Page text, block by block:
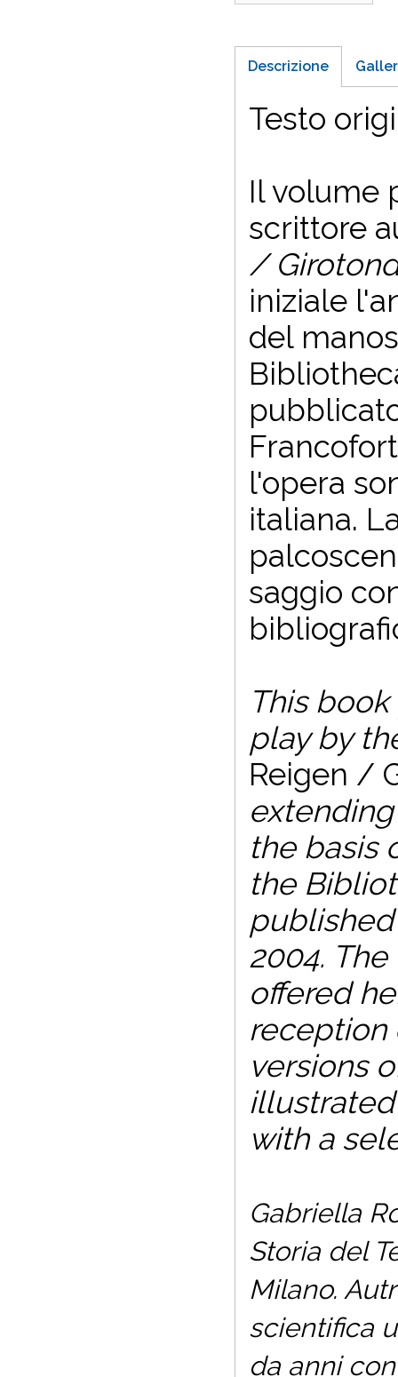
Descrizione
Testo
Il volume
scrittore
/
iniziale
del
l'opera
italiana.
saggio
This
play by
Reigen /
the basis
the
2004.
offered
reception
versions
with a
Gabriella
Storia del
Milano.
scientifica
da anni